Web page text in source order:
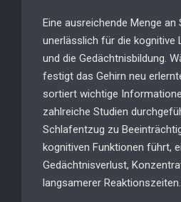
Eine ausreichende Menge an
unerlässlich für die kognitive
und die Gedächtnisbildung.
festigt das Gehirn neu
sortiert wichtige
zahlreiche Studien
Schlafentzug zu
kognitiven Funktionen führt,
Gedächtnisverlust,
langsamerer Reaktionszeiten.